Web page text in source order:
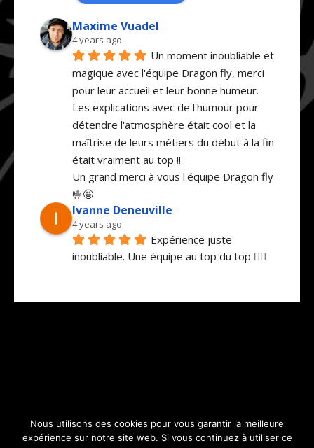
Maxime Vuadel
4 years ago
Un moment inoubliable et
magique avec l'équipe Dragon fly, merci
pour leur accueil et leur bonne humeur.
Les explications avec de l'humour pour
détendre l'atmosphère était cool et la
maîtrise de leurs métiers du début à la fin
était vraiment au top !!
Un grand merci à vous l'équipe Dragon fly
🤟🤩
Ivanne Deneuville
4 years ago
Expérience juste
inoubliable. Une équipe au top du top 👌🏼
souvenir restera à jamais gravé ! Une
équipe au top, très sympathique. Merci au
Nous utilisons des cookies pour vous garantir la meilleure
expérience sur notre site web. Si vous continuez à utiliser ce